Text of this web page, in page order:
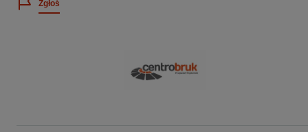
kasztan - 320 szt
Zgłoś